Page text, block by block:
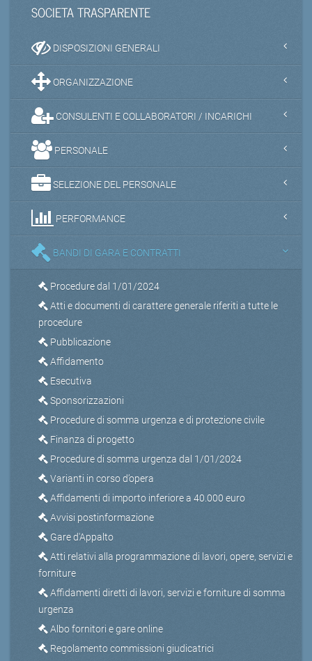
SOCIETA TRASPARENTE
DISPOSIZIONI GENERALI
ORGANIZZAZIONE
CONSULENTI E COLLABORATORI / INCARICHI
PERSONALE
SELEZIONE DEL PERSONALE
PERFORMANCE
BANDI DI GARA E CONTRATTI
Procedure dal 1/01/2024
Atti e documenti di carattere generale riferiti a tutte le
procedure
Pubblicazione
Affidamento
Esecutiva
Sponsorizzazioni
Procedure di somma urgenza e di protezione civile
Finanza di progetto
Procedure di somma urgenza dal 1/01/2024
Varianti in corso d’opera
Affidamenti di importo inferiore a 40.000 euro
Avvisi postinformazione
Gare d'Appalto
Atti relativi alla programmazione di lavori, opere, servizi e
forniture
Affidamenti diretti di lavori, servizi e forniture di somma
urgenza
Albo fornitori e gare online
Regolamento commissioni giudicatrici